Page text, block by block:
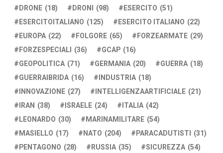
DRONE (18) DRONI (98) ESERCITO (51)
ESERCITOITALIANO (125) ESERCITO ITALIANO (22)
EUROPA (22) FOLGORE (65) FORZEARMATE (29)
FORZESPECIALI (36) GCAP (16)
GEOPOLITICA (71) GERMANIA (20) GUERRA (18)
GUERRAIBRIDA (16) INDUSTRIA (18)
INNOVAZIONE (27) INTELLIGENZAARTIFICIALE (21)
IRAN (38) ISRAELE (24) ITALIA (42)
LEONARDO (30) MARINAMILITARE (54)
MASIELLO (17) NATO (204) PARACADUTISTI (31)
PENTAGONO (28) RUSSIA (35) SICUREZZA (54)